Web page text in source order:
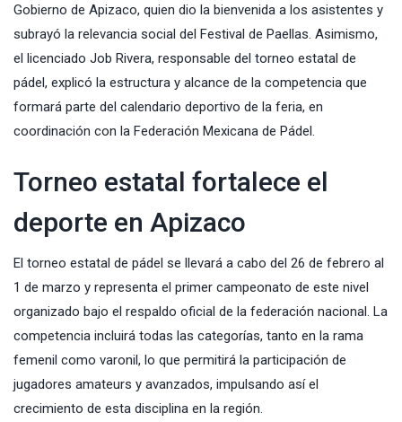
Gobierno de Apizaco, quien dio la bienvenida a los asistentes y
subrayó la relevancia social del Festival de Paellas. Asimismo,
el licenciado Job Rivera, responsable del torneo estatal de
pádel, explicó la estructura y alcance de la competencia que
formará parte del calendario deportivo de la feria, en
coordinación con la Federación Mexicana de Pádel.
Torneo estatal fortalece el
deporte en Apizaco
El torneo estatal de pádel se llevará a cabo del 26 de febrero al
1 de marzo y representa el primer campeonato de este nivel
organizado bajo el respaldo oficial de la federación nacional. La
competencia incluirá todas las categorías, tanto en la rama
femenil como varonil, lo que permitirá la participación de
jugadores amateurs y avanzados, impulsando así el
crecimiento de esta disciplina en la región.